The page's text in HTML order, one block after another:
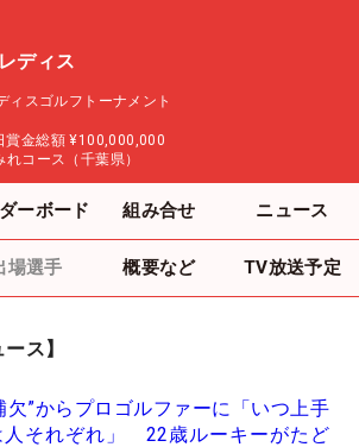
ディス
ィスゴルフトーナメント
賞金総額 ¥100,000,000
コース（千葉県）
ーボード 組み合せ ニュース
場選手 概要など TV放送予定
ス】
欠”からプロゴルファーに「いつ上手
人それぞれ」 22歳ルーキーがたど